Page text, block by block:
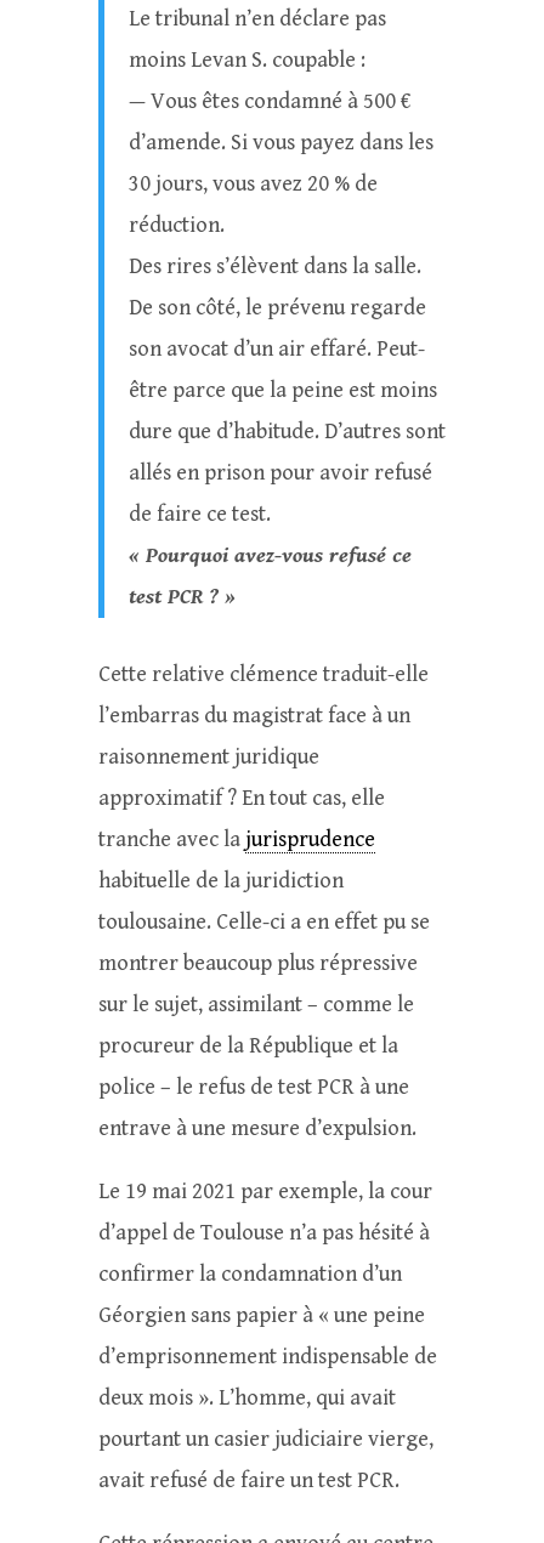
Le tribunal n’en déclare pas
moins Levan S. coupable :
— Vous êtes condamné à 500 €
d’amende. Si vous payez dans les
30 jours, vous avez 20 % de
réduction.
Des rires s’élèvent dans la salle.
De son côté, le prévenu regarde
son avocat d’un air effaré. Peut-
être parce que la peine est moins
dure que d’habitude. D’autres sont
allés en prison pour avoir refusé
de faire ce test.
« Pourquoi avez-vous refusé ce
test PCR ? »
Cette relative clémence traduit-elle
l’embarras du magistrat face à un
raisonnement juridique
approximatif ? En tout cas, elle
tranche avec la jurisprudence
habituelle de la juridiction
toulousaine. Celle-ci a en effet pu se
montrer beaucoup plus répressive
sur le sujet, assimilant – comme le
procureur de la République et la
police – le refus de test PCR à une
entrave à une mesure d’expulsion.
Le 19 mai 2021 par exemple, la cour
d’appel de Toulouse n’a pas hésité à
confirmer la condamnation d’un
Géorgien sans papier à « une peine
d’emprisonnement indispensable de
deux mois ». L’homme, qui avait
pourtant un casier judiciaire vierge,
avait refusé de faire un test PCR.